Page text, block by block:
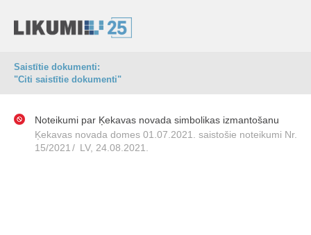
Saistītie dokumenti:
"Citi saistītie dokumenti"
Noteikumi par Ķekavas novada simbolikas izmantošanu
Ķekavas novada domes 01.07.2021. saistošie noteikumi Nr.
15/2021 / LV, 24.08.2021.